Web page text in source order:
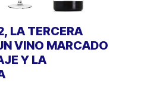
LA TERCERA
VINO MARCADO
Y LA